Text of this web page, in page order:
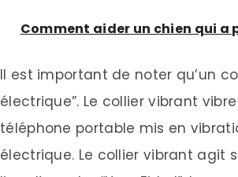
Comment aider un chien qui a
Il est important de noter qu’un
électrique”. Le collier vibrant
téléphone portable mis en
électrique. Le collier vibrant agit